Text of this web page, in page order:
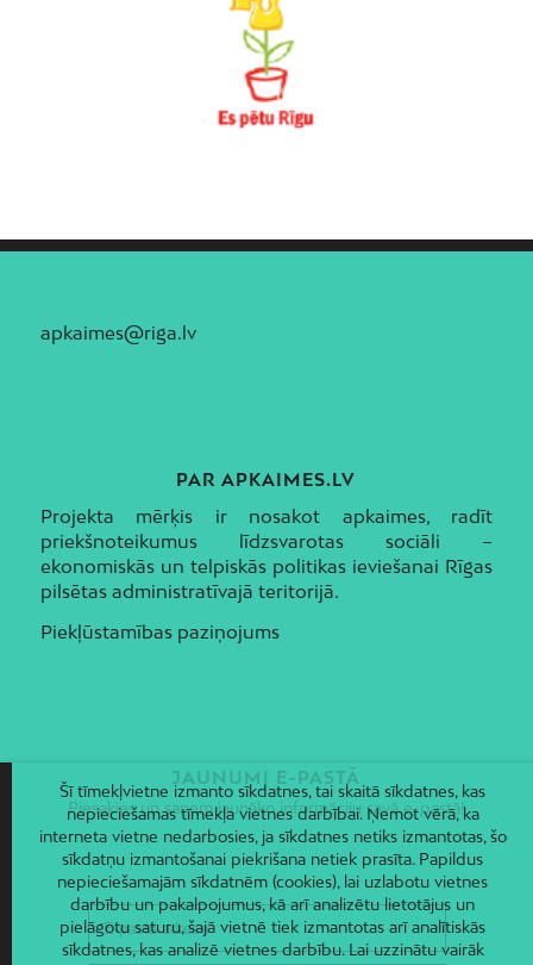
apkaimes@riga.lv
PAR APKAIMES.LV
Projekta mērķis ir nosakot apkaimes, radīt
priekšnoteikumus līdzsvarotas sociāli –
ekonomiskās un telpiskās politikas ieviešanai Rīgas
pilsētas administratīvajā teritorijā.
Piekļūstamības paziņojums
JAUNUMI E-PASTĀ
Piesakies un saņem jaunāko informāciju savā e-pastā!
Šī tīmekļvietne izmanto sīkdatnes, tai skaitā sīkdatnes, kas
nepieciešamas tīmekļa vietnes darbībai. Ņemot vērā, ka
interneta vietne nedarbosies, ja sīkdatnes netiks izmantotas, šo
sīkdatņu izmantošanai piekrišana netiek prasīta. Papildus
nepieciešamajām sīkdatnēm (cookies), lai uzlabotu vietnes
darbību un pakalpojumus, kā arī analizētu lietotājus un
pielāgotu saturu, šajā vietnē tiek izmantotas arī analītiskās
sīkdatnes, kas analizē vietnes darbību. Lai uzzinātu vairāk